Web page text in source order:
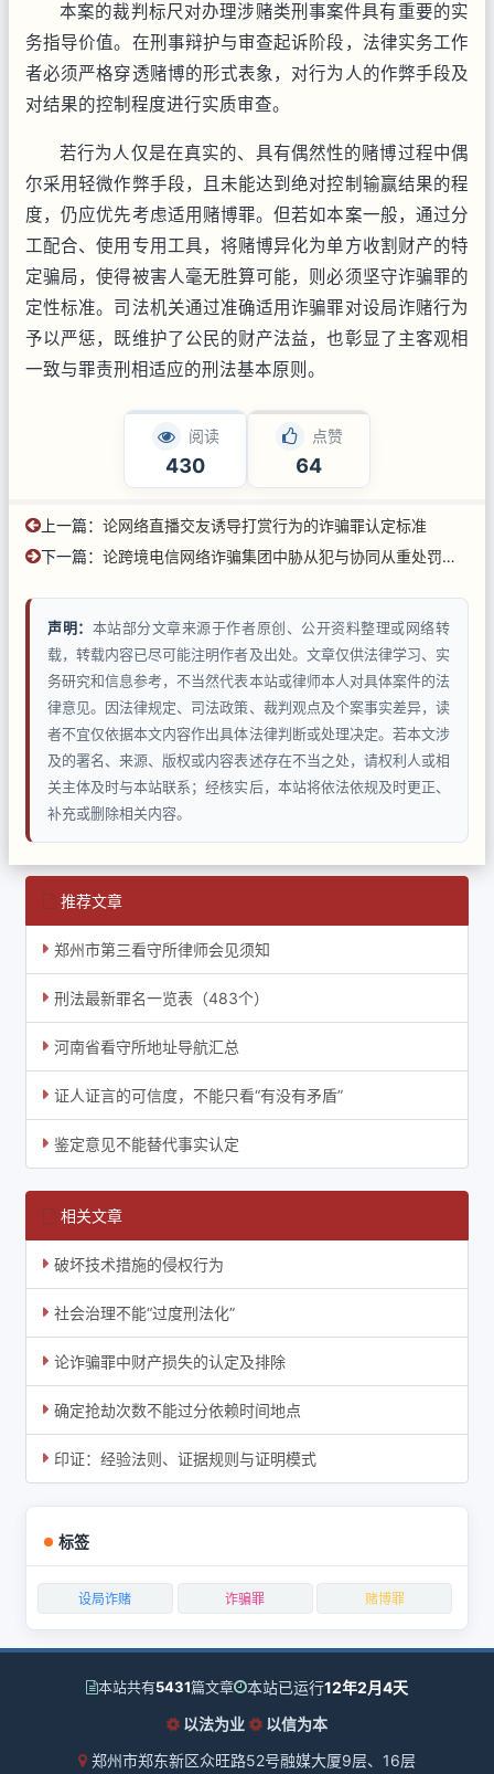
本案的裁判标尺对办理涉赌类刑事案件具有重要的实
务指导价值。在刑事辩护与审查起诉阶段，法律实务工作
者必须严格穿透赌博的形式表象，对行为人的作弊手段及
对结果的控制程度进行实质审查。
若行为人仅是在真实的、具有偶然性的赌博过程中偶
尔采用轻微作弊手段，且未能达到绝对控制输赢结果的程
度，仍应优先考虑适用赌博罪。但若如本案一般，通过分
工配合、使用专用工具，将赌博异化为单方收割财产的特
定骗局，使得被害人毫无胜算可能，则必须坚守诈骗罪的
定性标准。司法机关通过准确适用诈骗罪对设局诈赌行为
予以严惩，既维护了公民的财产法益，也彰显了主客观相
一致与罪责刑相适应的刑法基本原则。
阅读
430
点赞
64
上一篇： 论网络直播交友诱导打赏行为的诈骗罪认定标准
下一篇： 论跨境电信网络诈骗集团中胁从犯与协同从重处罚情节的认定
声明： 本站部分文章来源于作者原创、公开资料整理或网络转
载，转载内容已尽可能注明作者及出处。文章仅供法律学习、实
务研究和信息参考，不当然代表本站或律师本人对具体案件的法
律意见。因法律规定、司法政策、裁判观点及个案事实差异，读
者不宜仅依据本文内容作出具体法律判断或处理决定。若本文涉
及的署名、来源、版权或内容表述存在不当之处，请权利人或相
关主体及时与本站联系；经核实后，本站将依法依规及时更正、
补充或删除相关内容。
推荐文章
郑州市第三看守所律师会见须知
刑法最新罪名一览表（483个）
河南省看守所地址导航汇总
证人证言的可信度，不能只看“有没有矛盾”
鉴定意见不能替代事实认定
相关文章
破坏技术措施的侵权行为
社会治理不能“过度刑法化”
论诈骗罪中财产损失的认定及排除
确定抢劫次数不能过分依赖时间地点
印证：经验法则、证据规则与证明模式
标签
设局诈赌 诈骗罪 赌博罪
本站共有5431篇文章 本站已运行12年2月4天
以法为业
以信为本
郑州市郑东新区众旺路52号融媒大厦9层、16层